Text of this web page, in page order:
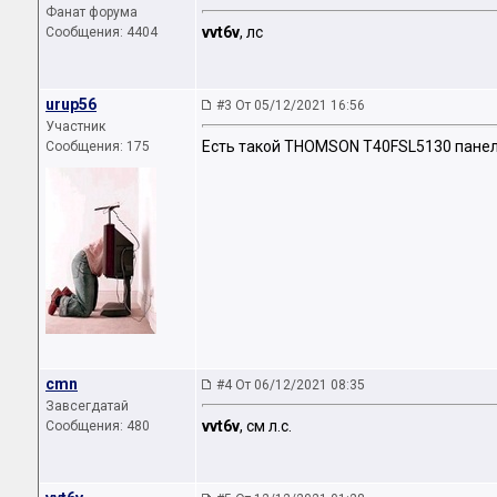
Фанат форума
Сообщения: 4404
vvt6v, лс
urup56
Участник
Сообщения: 175
#3 От 05/12/2021 16:56
Есть такой THOMSON T40FSL5130
cmn
Завсегдатай
Сообщения: 480
#4 От 06/12/2021 08:35
vvt6v, см л.с.